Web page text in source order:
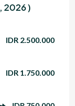
, 2026 )
IDR 2.500.000
IDR 1.750.000